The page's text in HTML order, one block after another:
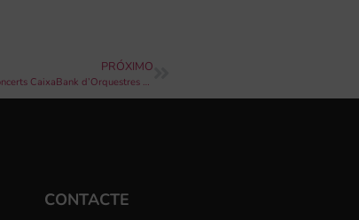
PRÓXIMO
CaixaBank, l’IVC i la FSMCV anuncien la cinquena edició del ‘Cicle de Concerts CaixaBank d’Orquestres de Societats Musicals
CONTACTE